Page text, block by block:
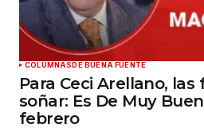
COLUMNASDE BUENA FUENTE
Para Ceci Arellano,
soñar: Es De Muy
febrero